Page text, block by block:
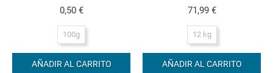
0,50 €Precio
100g
AÑADIR AL CARRITO
71,99 €Precio
12 kg
AÑADIR AL CARRITO